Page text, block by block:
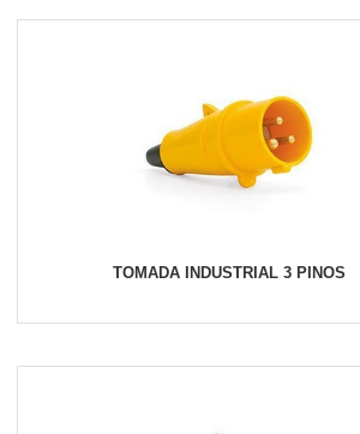
TOMADA INDUSTRIAL 3 PINOS